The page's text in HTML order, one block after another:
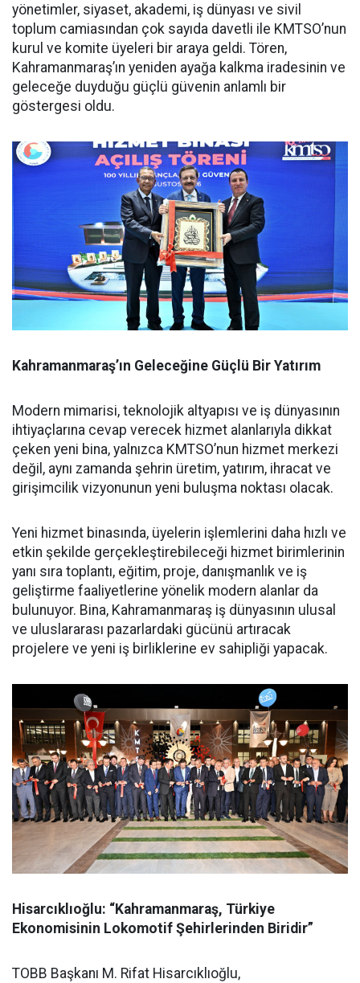
yönetimler, siyaset, akademi, iş dünyası ve sivil
toplum camiasından çok sayıda davetli ile KMTSO’nun
kurul ve komite üyeleri bir araya geldi. Tören,
Kahramanmaraş’ın yeniden ayağa kalkma iradesinin ve
geleceğe duyduğu güçlü güvenin anlamlı bir
göstergesi oldu.
Kahramanmaraş’ın Geleceğine Güçlü Bir Yatırım
Modern mimarisi, teknolojik altyapısı ve iş dünyasının
ihtiyaçlarına cevap verecek hizmet alanlarıyla dikkat
çeken yeni bina, yalnızca KMTSO’nun hizmet merkezi
değil, aynı zamanda şehrin üretim, yatırım, ihracat ve
girişimcilik vizyonunun yeni buluşma noktası olacak.
Yeni hizmet binasında, üyelerin işlemlerini daha hızlı ve
etkin şekilde gerçekleştirebileceği hizmet birimlerinin
yanı sıra toplantı, eğitim, proje, danışmanlık ve iş
geliştirme faaliyetlerine yönelik modern alanlar da
bulunuyor. Bina, Kahramanmaraş iş dünyasının ulusal
ve uluslararası pazarlardaki gücünü artıracak
projelere ve yeni iş birliklerine ev sahipliği yapacak.
Hisarcıklıoğlu: “Kahramanmaraş, Türkiye
Ekonomisinin Lokomotif Şehirlerinden Biridir”
TOBB Başkanı M. Rifat Hisarcıklıoğlu,